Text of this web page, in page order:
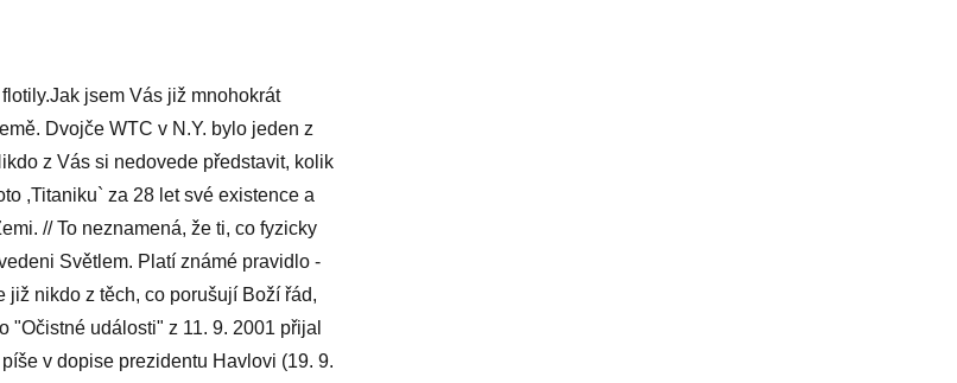
jsem Vás již mnohokrát
Dvojče WTC v N.Y. bylo jeden z
z Vás si nedovede představit, kolik
,Titaniku` za 28 let své existence a
// To neznamená, že ti, co fyzicky
Světlem. Platí známé pravidlo -
již nikdo z těch, co porušují Boží řád,
"Očistné události" z 11. 9. 2001 přijal
v dopise prezidentu Havlovi (19. 9.